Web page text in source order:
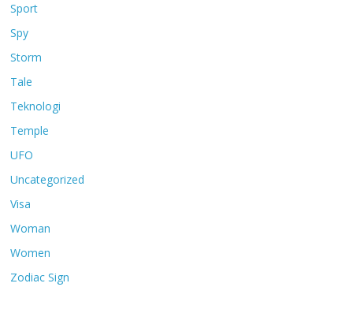
Sport
Spy
Storm
Tale
Teknologi
Temple
UFO
Uncategorized
Visa
Woman
Women
Zodiac Sign